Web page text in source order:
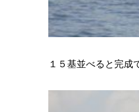
１５基並べると完成